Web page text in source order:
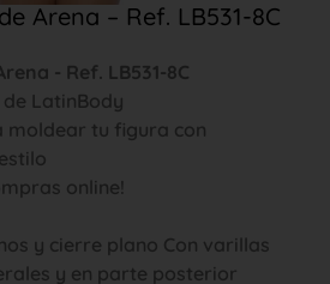
Arena – Ref. LB531-8C
- Ref. LB531-8C
de LatinBody
moldear tu figura con
online!
y cierre plano Con varillas
y en parte posterior